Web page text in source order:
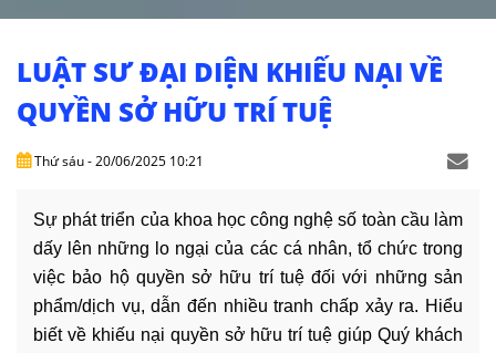
DỊCH
VĂN
BẢN
THỦ
TỤC
LIÊN
HỆ
LUẬT SƯ ĐẠI DIỆN KHIẾU NẠI VỀ
QUYỀN SỞ HỮU TRÍ TUỆ
Thứ sáu - 20/06/2025 10:21
Sự phát triển của khoa học công nghệ số toàn cầu làm
dấy lên những lo ngại của các cá nhân, tổ chức trong
việc bảo hộ quyền sở hữu trí tuệ đối với những sản
phẩm/dịch vụ, dẫn đến nhiều tranh chấp xảy ra. Hiểu
biết về khiếu nại quyền sở hữu trí tuệ giúp Quý khách